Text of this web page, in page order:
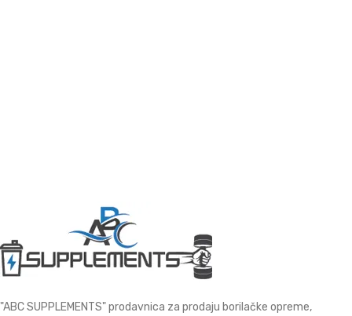
"ABC SUPPLEMENTS" prodavnica za prodaju borilačke opreme,